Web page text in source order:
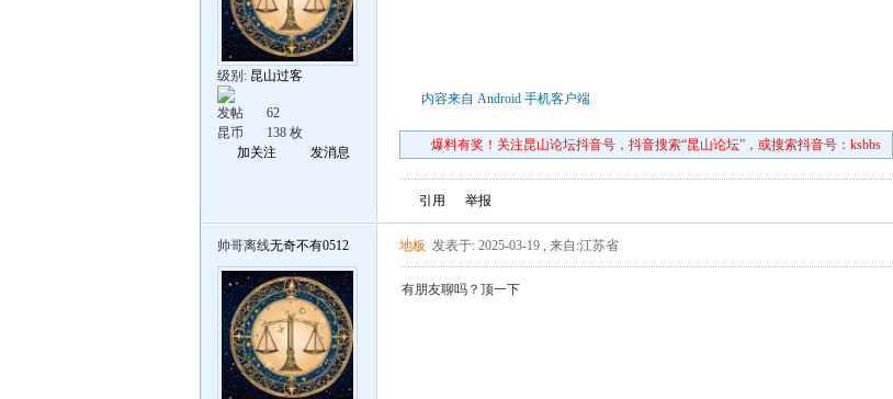
级别: 昆山过客
发帖
62
昆币
138 枚
加关注
发消息
内容来自 Android 手机客户端
爆料有奖！关注昆山论坛抖音号，抖音搜索“昆山论坛”，或搜索抖音号：ksbbs
引用 举报
帅哥离线无奇不有0512 地板 发表于: 2025-03-19 , 来自:江苏省
有朋友聊吗？顶一下